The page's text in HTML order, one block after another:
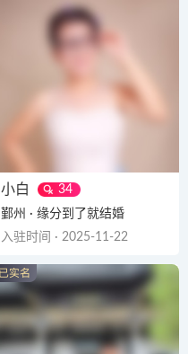
小白
34
鄞州 · 缘分到了就结婚
入驻时间 · 2025-11-22